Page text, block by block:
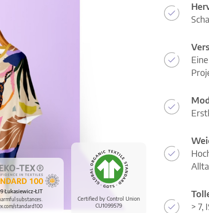
Certified by Control Union
CU1099579
Łukasiewicz-ŁIT
substances.
standard100
> 7,